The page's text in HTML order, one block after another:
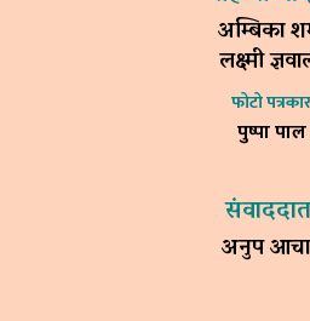
अम्बिका
लक्ष्मी
फोटो पत्रकार
पुष्पा पाल
अनुप